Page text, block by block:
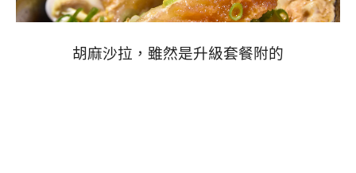
胡麻沙拉，雖然是升級套餐附的